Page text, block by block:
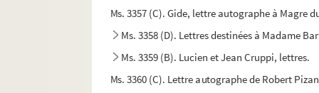
Ms. 3357 (C). Gide, lettre autographe à Magre
Ms. 3358 (D). Lettres destinées à Madame
Ms. 3359 (B). Lucien et Jean Cruppi, lettres.
Ms. 3360 (C). Lettre autographe de Robert